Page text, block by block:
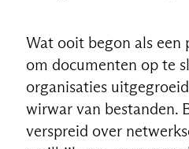
Wat ooit begon als een
om documenten op te
organisaties
wirwar van bestanden.
verspreid over